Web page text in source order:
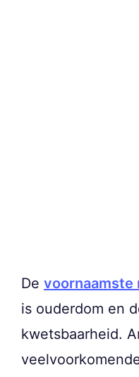
De voornaamste
is ouderdom en
kwetsbaarheid.